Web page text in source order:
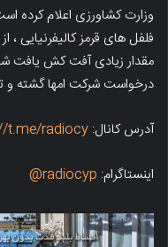
وزارت کشاورزی اعلام کرده
فلفل های قرمز کالیفرنیایی ،
مقدار زیادی آفت کش یافت
درخواست شرکت امها گشته و
آدرس کانال:t.me/radiocy
اینستاگرام: radiocyp@